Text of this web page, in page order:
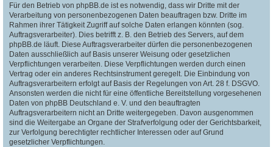
Für den Betrieb von phpBB.de ist es notwendig, dass wir Dritte mit der
Verarbeitung von personenbezogenen Daten beauftragen bzw. Dritte im
Rahmen ihrer Tätigkeit Zugriff auf solche Daten erlangen könnten (sog.
Auftragsverarbeiter). Dies betrifft z. B. den Betrieb des Servers, auf dem
phpBB.de läuft. Diese Auftragsverarbeiter dürfen die personenbezogenen
Daten ausschließlich auf Basis unserer Weisung oder gesetzlichen
Verpflichtungen verarbeiten. Diese Verpflichtungen werden durch einen
Vertrag oder ein anderes Rechtsinstrument geregelt. Die Einbindung von
Auftragsverarbeitern erfolgt auf Basis der Regelungen von Art. 28 f. DSGVO.
Ansonsten werden die nicht für eine öffentliche Bereitstellung vorgesehenen
Daten von phpBB Deutschland e. V. und den beauftragten
Auftragsverarbeitern nicht an Dritte weitergegeben. Davon ausgenommen
sind die Weitergabe an Organe der Strafverfolgung oder der Gerichtsbarkeit,
zur Verfolgung berechtigter rechtlicher Interessen oder auf Grund
gesetzlicher Verpflichtungen.